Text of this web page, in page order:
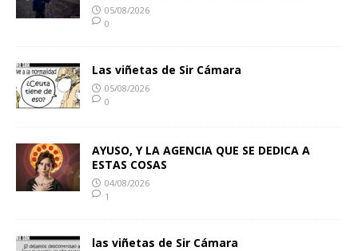
05/08/2026
0
Las viñetas de Sir Cámara
05/08/2026
0
AYUSO, Y LA AGENCIA QUE SE DEDICA A
ESTAS COSAS
04/08/2026
1
las viñetas de Sir Cámara